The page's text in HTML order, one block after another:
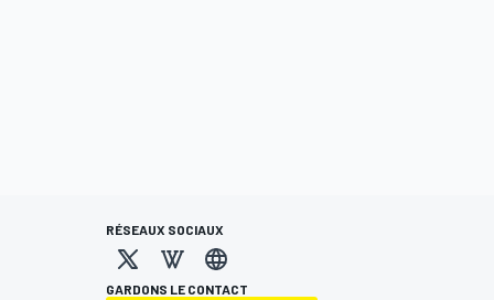
RÉSEAUX SOCIAUX
GARDONS LE CONTACT